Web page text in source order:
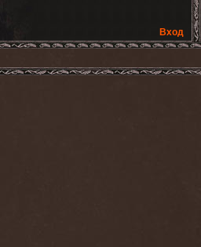
Вход